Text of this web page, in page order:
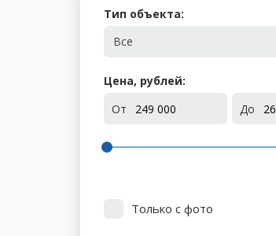
Тип объекта:
Все
Цена, рублей:
От
До
Только с фото